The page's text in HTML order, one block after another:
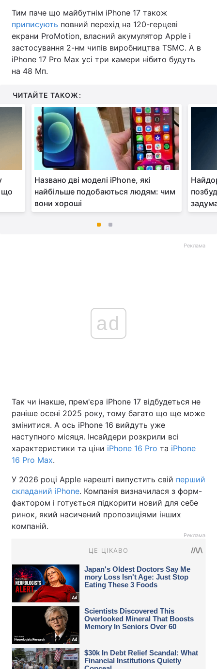
Тим паче що майбутнім iPhone 17 також
приписують повний перехід на 120-герцеві
екрани ProMotion, власний акумулятор Apple і
застосування 2-нм чипів виробництва TSMC. А в
iPhone 17 Pro Max усі три камери нібито будуть
на 48 Мп.
ЧИТАЙТЕ ТАКОЖ:
що
Названо дві моделі iPhone, які
найбільше подобаються людям: чим
вони хороші
Реклама
ad
Так чи інакше, прем'єра iPhone 17 відбудеться не
раніше осені 2025 року, тому багато що ще може
змінитися. А ось iPhone 16 вийдуть уже
наступного місяця. Інсайдери розкрили всі
характеристики та ціни iPhone 16 Pro та iPhone
16 Pro Max.
У 2026 році Apple нарешті випустить свій перший
складаний iPhone. Компанія визначилася з форм-
фактором і готується підкорити новий для себе
ринок, який насичений пропозиціями інших
компаній.
Реклама